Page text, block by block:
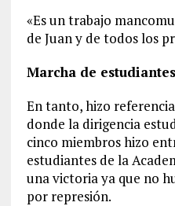
«Es un trabajo
de Juan y de todos los
Marcha de estudiantes
En tanto, hizo
donde la dirigencia
cinco miembros hizo
estudiantes de la
una victoria ya que no
por represión.